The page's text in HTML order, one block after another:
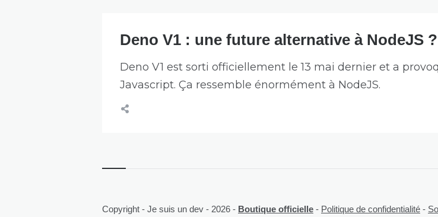
Deno V1 : une future alternative à NodeJS ?
Deno V1 est sorti officiellement le 13 mai dernier et a
Javascript. Ça ressemble énormément à NodeJS.
Copyright - Je suis un dev - 2026 - Boutique officielle - Politique de confidentialité -